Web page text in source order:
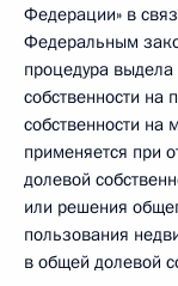
Федерации» в
Федеральным
процедура
собственности на
собственности
применяется при
долевой
или решения
пользования
в общей долевой